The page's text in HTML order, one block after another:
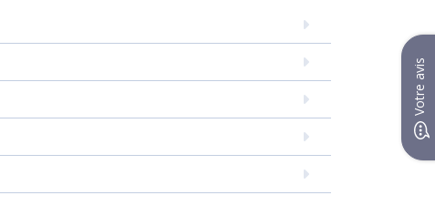
Votre avis